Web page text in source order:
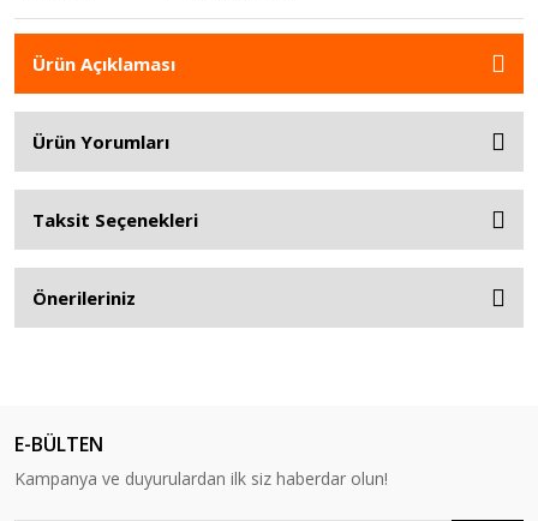
Ürün Açıklaması
Ürün Yorumları
Taksit Seçenekleri
Önerileriniz
E-BÜLTEN
Kampanya ve duyurulardan ilk siz haberdar olun!